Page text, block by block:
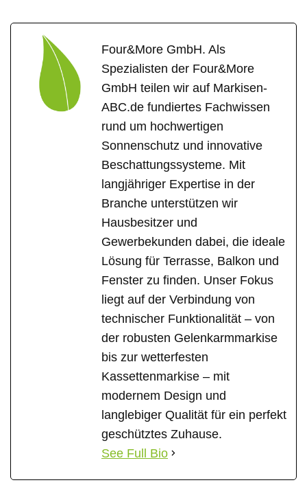
Four&More GmbH. Als
Spezialisten der Four&More
GmbH teilen wir auf Markisen-
ABC.de fundiertes Fachwissen
rund um hochwertigen
Sonnenschutz und innovative
Beschattungssysteme. Mit
langjähriger Expertise in der
Branche unterstützen wir
Hausbesitzer und
Gewerbekunden dabei, die ideale
Lösung für Terrasse, Balkon und
Fenster zu finden. Unser Fokus
liegt auf der Verbindung von
technischer Funktionalität – von
der robusten Gelenkarmmarkise
bis zur wetterfesten
Kassettenmarkise – mit
modernem Design und
langlebiger Qualität für ein perfekt
geschütztes Zuhause.
See Full Bio